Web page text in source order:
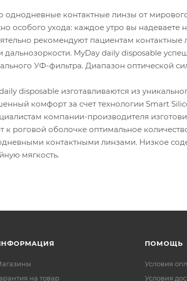
однодневные контактные линзы от
особого ухода: каждое утро вы надеваете
рекомендуют пациентам
дальнозоркости. MyDay daily disposable
УФ-фильтра. Диапазон оптической
disposable изготавливаются из
комфорт за счет технологии Smart
компании-производителя
к роговой оболочке оптимальное
контактными линзами. Низкое
мягкость.
на товар
ПОМОЩЬ
Условия
Условия